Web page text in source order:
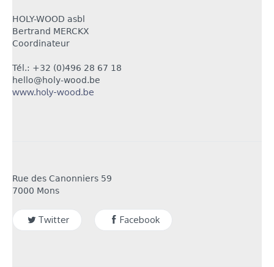
HOLY-WOOD asbl
Bertrand MERCKX
Coordinateur
Tél.: +32 (0)496 28 67 18
hello@holy-wood.be
www.holy-wood.be
Rue des Canonniers 59
7000 Mons
Twitter Facebook